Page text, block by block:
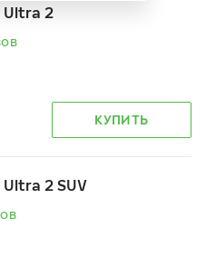
2
КУПИТЬ
2 SUV